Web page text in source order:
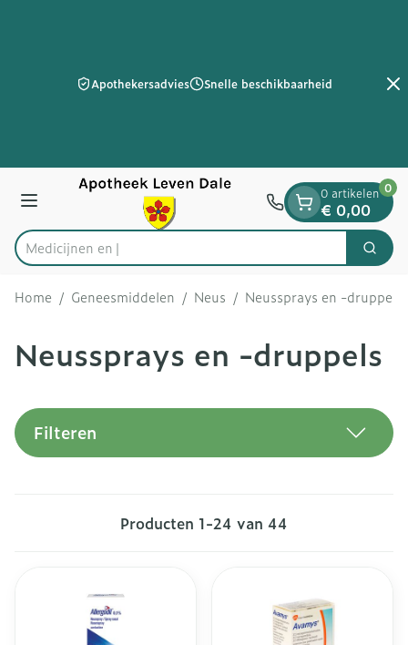
Apothekersadvies Snelle beschikbaarheid
Menu
Product, merk, categorie... Zoek
0 artikelen
€ 0,00
0
Home / Geneesmiddelen / Neus / Neussprays en -druppels
Neussprays en -druppels
Filteren
Producten 1-24 van 44